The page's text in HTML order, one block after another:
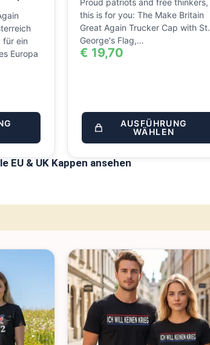
für ein
Europa
this is for you: The Make Britain
Great Again Trucker Cap with St.
George's Flag,…
€ 19,70
AUSFÜHRUNG
WÄHLEN
EU & UK Kappen ansehen